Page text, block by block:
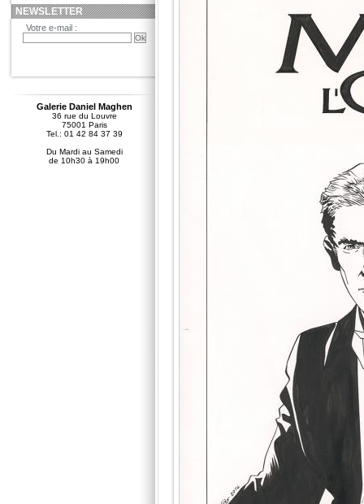
NEWSLETTER
Votre e-mail :
Galerie Daniel Maghen
36 rue du Louvre
75001 Paris
Tel.: 01 42 84 37 39
Du Mardi au Samedi
de 10h30 à 19h00